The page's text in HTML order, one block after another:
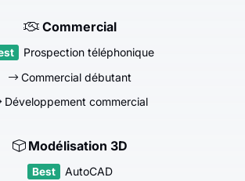
Commercial
Prospection téléphonique
Commercial débutant
Développement commercial
Modélisation 3D
AutoCAD